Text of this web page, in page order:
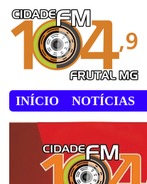
INÍCIO NOTÍCIAS